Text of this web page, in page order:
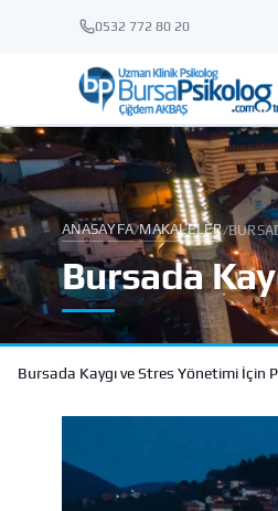
0532 772 80 20
ANASAYFA/MAKALELER/
Bursada
Bursada Kaygı ve Stres Yönetimi İçin